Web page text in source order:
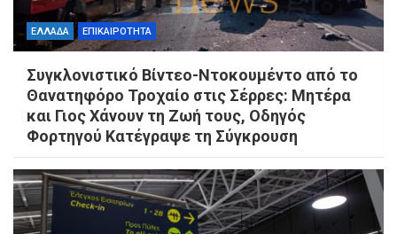
ΕΛΛΑΔΑ ΕΠΙΚΑΙΡΟΤΗΤΑ
Συγκλονιστικό Βίντεο-Ντοκουμέντο από το
Θανατηφόρο Τροχαίο στις Σέρρες: Μητέρα
και Γιος Χάνουν τη Ζωή τους, Οδηγός
Φορτηγού Κατέγραψε τη Σύγκρουση